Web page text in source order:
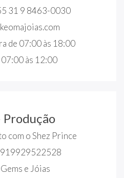
31 9 8463-0030
de 07:00 às 18:00
07:00 às 12:00
Produção
com o Shez Prince
e Jóias